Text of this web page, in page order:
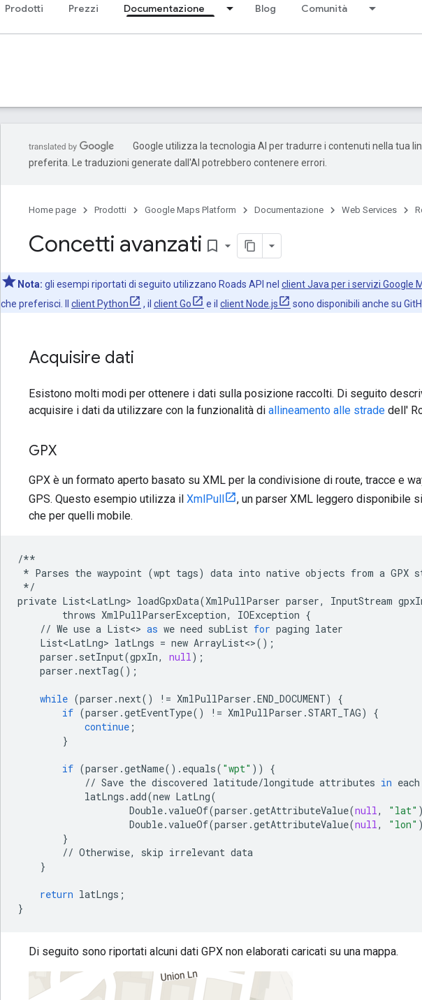
Prodotti Prezzi Documentazione Blog Comunità
Google utilizza la tecnologia AI per tradurre i contenuti nella tua
preferita. Le traduzioni generate dall'AI potrebbero contenere errori.
Home page Prodotti Google Maps Platform Documentazione Web Services
Concetti avanzati bookmark_border
Nota: gli esempi riportati di seguito utilizzano Roads API nel client Java per i servizi Google
che preferisci. Il client Python , il client Go e il client Node.js sono disponibili anche su
Acquisire dati
Esistono molti modi per ottenere i dati sulla posizione raccolti. Di seguito
acquisire i dati da utilizzare con la funzionalità di allineamento alle strade dell'
GPX
GPX è un formato aperto basato su XML per la condivisione di route, tracce e
GPS. Questo esempio utilizza il XmlPull
, un parser XML leggero disponibile
che per quelli mobile.
/**
* Parses the waypoint (wpt tags) data into native objects from a GPX
*/
private List<LatLng> loadGpxData(XmlPullParser parser, InputStream
throws XmlPullParserException, IOException {
// We use a List<> as we need subList for paging later
List<LatLng> latLngs = new ArrayList<>();
parser . setInput(gpxIn, null);
parser .nextTag();
while (parser .next() != XmlPullParser .END_DOCUMENT)
{
if (parser .getEventType() != XmlPullParser .START_TAG)
{
continue ;
}
if (parser .getName() . equals( "wpt" ))
{
// Save the discovered latitude/longitude attributes in each
latLngs .add(new LatLng(
Double.valueOf(parser .getAttributeValue(null, "lat"
Double.valueOf(parser .getAttributeValue(null, "lon"
}
// Otherwise, skip irrelevant data
}
return latLngs ;
}
Di seguito sono riportati alcuni dati GPX non elaborati caricati su una mappa.